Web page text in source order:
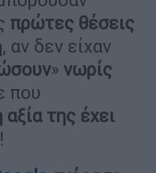
πρώτες θέσεις
αν δεν είχαν
» νωρίς
που
αξία της έχει
!